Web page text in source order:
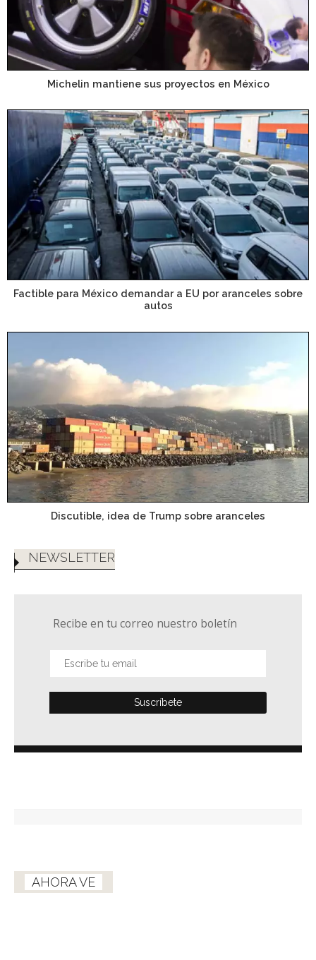
Michelin mantiene sus proyectos en México
Factible para México demandar a EU por aranceles sobre
autos
Discutible, idea de Trump sobre aranceles
NEWSLETTER
Recibe en tu correo nuestro boletín
AHORA VE